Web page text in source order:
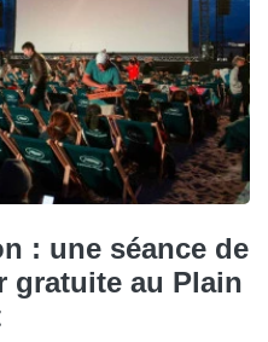
: une séance de
gratuite au Plain